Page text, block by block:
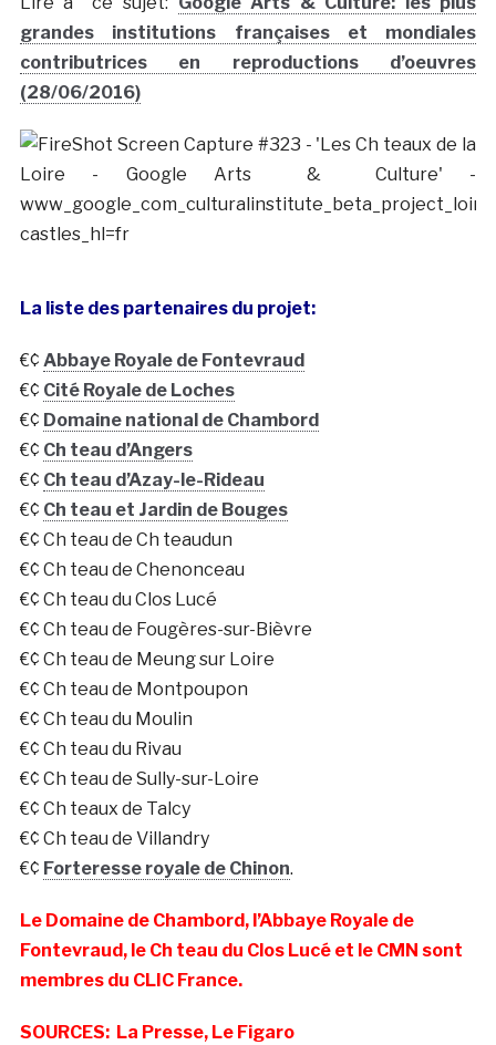
grandes institutions françaises et mondiales
contributrices en reproductions d’oeuvres
(28/06/2016)
La liste des partenaires du projet:
€¢ Abbaye Royale de Fontevraud
€¢ Cité Royale de Loches
€¢ Domaine national de Chambord
€¢ Ch teau d’Angers
€¢ Ch teau d’Azay-le-Rideau
€¢ Ch teau et Jardin de Bouges
€¢ Ch teau de Ch teaudun
€¢ Ch teau de Chenonceau
€¢ Ch teau du Clos Lucé
€¢ Ch teau de Fougères-sur-Bièvre
€¢ Ch teau de Meung sur Loire
€¢ Ch teau de Montpoupon
€¢ Ch teau du Moulin
€¢ Ch teau du Rivau
€¢ Ch teau de Sully-sur-Loire
€¢ Ch teaux de Talcy
€¢ Ch teau de Villandry
€¢ Forteresse royale de Chinon.
Le Domaine de Chambord, l’Abbaye Royale de
Fontevraud, le Ch teau du Clos Lucé et le CMN sont
membres du CLIC France.
SOURCES: La Presse, Le Figaro